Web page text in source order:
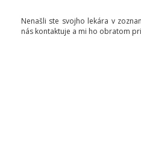
Nenašli ste svojho lekára v
nás kontaktuje a mi ho obratom